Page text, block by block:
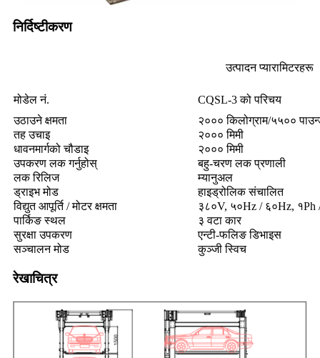
निर्दिष्टीकरण
उत्पादन प्यारामिटरहरू
मोडेल नं.
CQSL-3 को परिचय
उठाउने क्षमता
२००० किलोग्राम/५५००
तह उचाइ
२००० मिमी
धावनमार्गको चौडाइ
२००० मिमी
उपकरण लक गर्नुहोस्
बहु-चरण लक प्रणाली
लक रिलिज
म्यानुअल
ड्राइभ मोड
हाइड्रोलिक संचालित
विद्युत आपूर्ति / मोटर क्षमता
३८०V, ५०Hz / ६०Hz,
पार्किङ स्थल
३ वटा कार
सुरक्षा उपकरण
एन्टी-फलिङ डिभाइस
सञ्चालन मोड
कुञ्जी स्विच
रेखाचित्र